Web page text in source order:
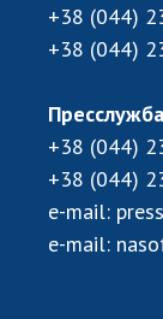
Міжнародні
+38 (044)
+38 (044)
Пресслужба
+38 (044)
+38 (044)
e-mail:
e-mail: